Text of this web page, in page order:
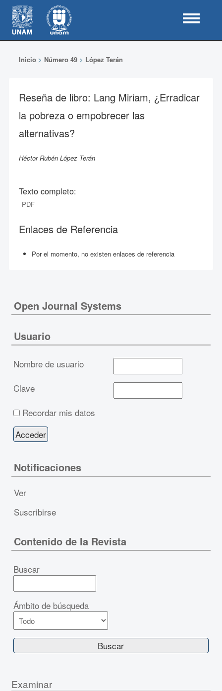
Inicio> Número 49> López Terán
Reseña de libro: Lang Miriam, ¿Erradicar
la pobreza o empobrecer las
alternativas?
Héctor Rubén López Terán
Texto completo:
PDF
Enlaces de Referencia
Por el momento, no existen enlaces de referencia
Open Journal Systems
Usuario
Nombre de usuario
Clave
Recordar mis datos
Notificaciones
Ver
Suscribirse
Contenido de la Revista
Buscar
Ámbito de búsqueda
Examinar